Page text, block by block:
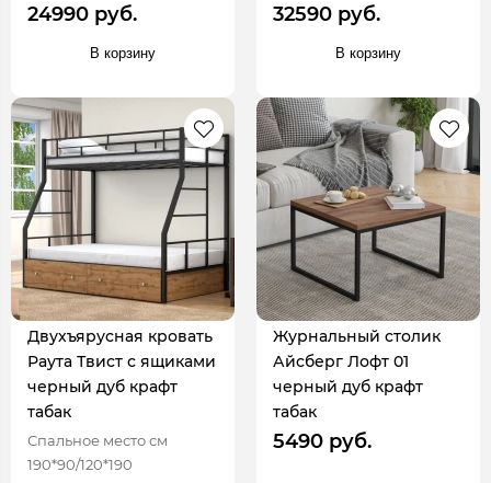
24990 руб.
В корзину
32590 руб.
В корзину
Двухъярусная кровать
Раута Твист с ящиками
черный дуб крафт
табак
Спальное место см
190*90/120*190
Журнальный столик
Айсберг Лофт 01
черный дуб крафт
табак
5490 руб.